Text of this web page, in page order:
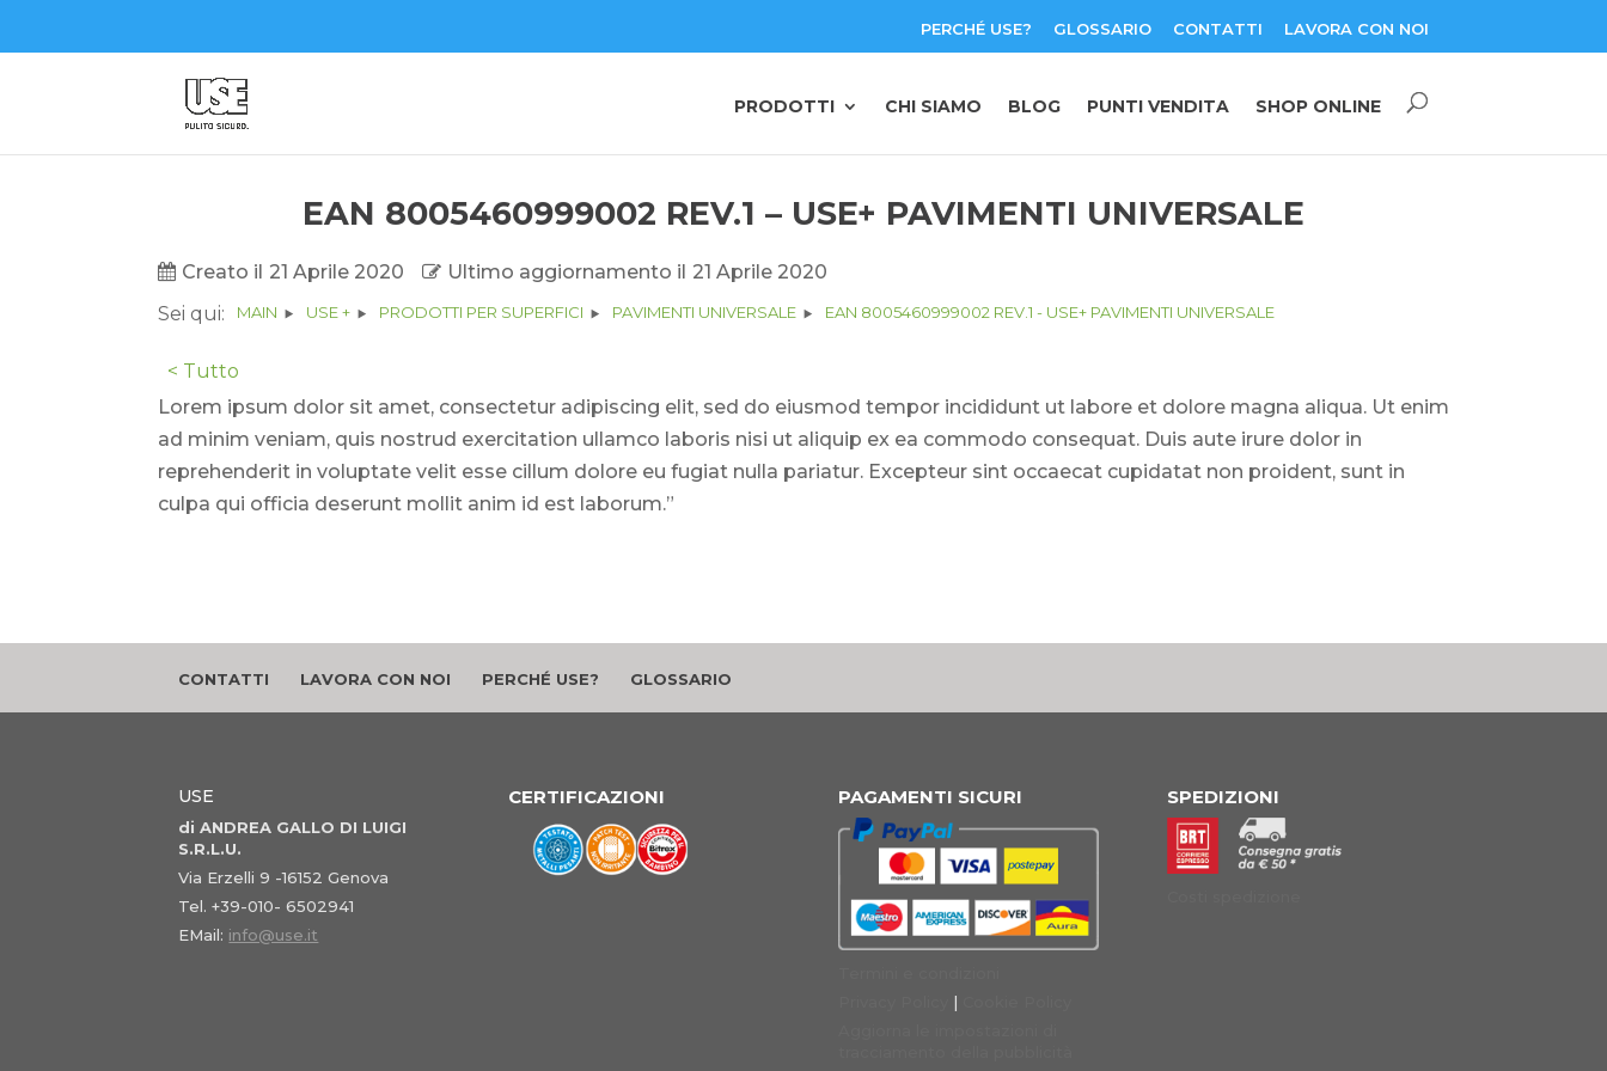
PERCHÉ USE? GLOSSARIO CONTATTI LAVORA CON NOI
PRODOTTI CHI SIAMO BLOG PUNTI VENDITA SHOP ONLINE
EAN 8005460999002 REV.1 – USE+ PAVIMENTI UNIVERSALE
Creato il 21 Aprile 2020 Ultimo aggiornamento il 21 Aprile 2020
Sei qui:
MAIN USE + PRODOTTI PER SUPERFICI PAVIMENTI UNIVERSALE EAN 8005460999002 REV.1 - USE+ PAVIMENTI UNIVERSALE
< Tutto
Lorem ipsum dolor sit amet, consectetur adipiscing elit, sed do eiusmod tempor incididunt ut labore et dolore magna aliqua. Ut enim
ad minim veniam, quis nostrud exercitation ullamco laboris nisi ut aliquip ex ea commodo consequat. Duis aute irure dolor in
reprehenderit in voluptate velit esse cillum dolore eu fugiat nulla pariatur. Excepteur sint occaecat cupidatat non proident, sunt in
culpa qui officia deserunt mollit anim id est laborum.”
CONTATTI LAVORA CON NOI PERCHÉ USE? GLOSSARIO
USE
di ANDREA GALLO DI LUIGI
S.R.L.U.
Via Erzelli 9 -16152 Genova
Tel. +39-010- 6502941
EMail: info@use.it
CERTIFICAZIONI PAGAMENTI SICURI
|
SPEDIZIONI